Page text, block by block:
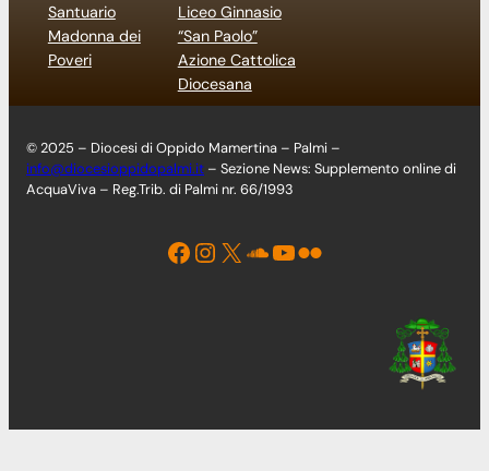
Santuario
Madonna dei
Poveri
Liceo Ginnasio
“San Paolo”
Azione Cattolica
Diocesana
© 2025 – Diocesi di Oppido Mamertina – Palmi –
info@diocesioppidopalmi.it – Sezione News: Supplemento online di
AcquaViva – Reg.Trib. di Palmi nr. 66/1993
Facebook Instagram X Soundcloud YouTube Flickr